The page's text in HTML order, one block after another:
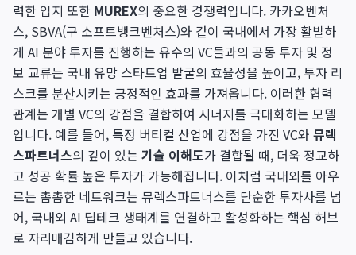
력한 입지 또한 MUREX의 중요한 경쟁력입니다. 카카오벤처
스, SBVA(구 소프트뱅크벤처스)와 같이 국내에서 가장 활발하
게 AI 분야 투자를 진행하는 유수의 VC들과의 공동 투자 및 정
보 교류는 국내 유망 스타트업 발굴의 효율성을 높이고, 투자 리
스크를 분산시키는 긍정적인 효과를 가져옵니다. 이러한 협력
관계는 개별 VC의 강점을 결합하여 시너지를 극대화하는 모델
입니다. 예를 들어, 특정 버티컬 산업에 강점을 가진 VC와 뮤렉
스파트너스의 깊이 있는 기술 이해도가 결합될 때, 더욱 정교하
고 성공 확률 높은 투자가 가능해집니다. 이처럼 국내외를 아우
르는 촘촘한 네트워크는 뮤렉스파트너스를 단순한 투자사를 넘
어, 국내외 AI 딥테크 생태계를 연결하고 활성화하는 핵심 허브
로 자리매김하게 만들고 있습니다.